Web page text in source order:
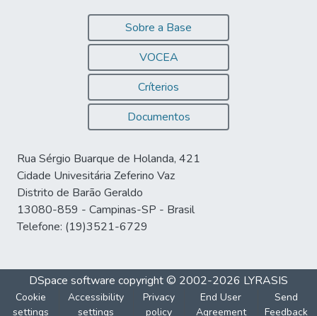
Sobre a Base
VOCEA
Críterios
Documentos
Rua Sérgio Buarque de Holanda, 421
Cidade Univesitária Zeferino Vaz
Distrito de Barão Geraldo
13080-859 - Campinas-SP - Brasil
Telefone: (19)3521-6729
DSpace software copyright © 2002-2026 LYRASIS
Cookie
settings
Accessibility
settings
Privacy
policy
End User
Agreement
Send
Feedback